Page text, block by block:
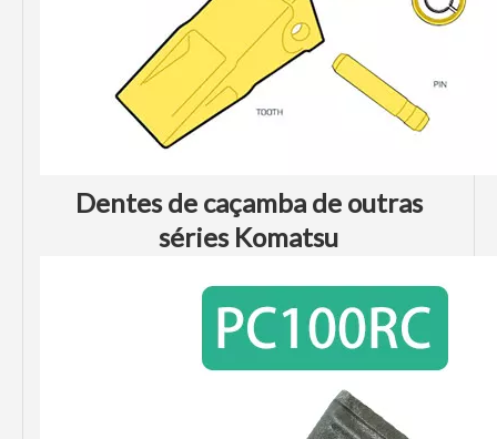
Dentes de caçamba de outras
séries Komatsu